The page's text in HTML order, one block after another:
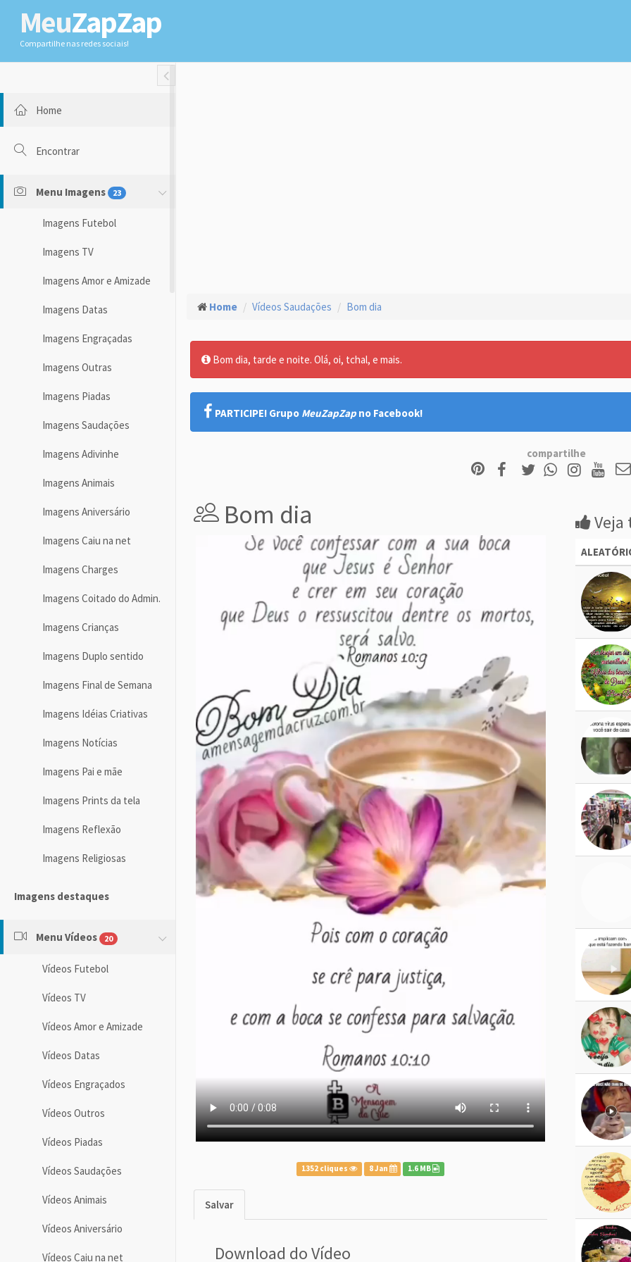
MeuZapZap
Compartilhe nas redes sociais!
Toggle Fullwidth
Home
Encontrar
Menu Imagens 23
Imagens Futebol
Imagens TV
Imagens Amor e Amizade
Imagens Datas
Imagens Engraçadas
Imagens Outras
Imagens Piadas
Imagens Saudações
Imagens Adivinhe
Imagens Animais
Imagens Aniversário
Imagens Caiu na net
Imagens Charges
Imagens Coitado do Admin.
Imagens Crianças
Imagens Duplo sentido
Imagens Final de Semana
Imagens Idéias Criativas
Imagens Notícias
Imagens Pai e mãe
Imagens Prints da tela
Imagens Reflexão
Imagens Religiosas
Imagens destaques
Menu Vídeos 20
Vídeos Futebol
Vídeos TV
Vídeos Amor e Amizade
Vídeos Datas
Vídeos Engraçados
Vídeos Outros
Vídeos Piadas
Vídeos Saudações
Vídeos Animais
Vídeos Aniversário
Vídeos Caiu na net
Home Vídeos Saudações Bom dia
Bom dia, tarde e noite. Olá, oi, tchal, e mais.
PARTICIPE! Grupo MeuZapZap no Facebook!
compartilhe
Bom dia
1352 cliques 8 Jan 1.6 MB
Salvar
Download do Vídeo
Veja